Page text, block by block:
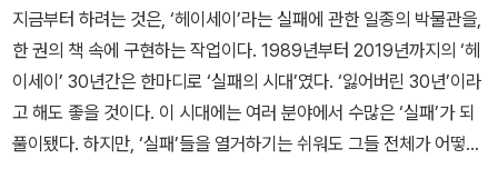
지금부터 하려는 것은, ‘헤이세이’라는 실패에 관한 일종의 박물관을,
한 권의 책 속에 구현하는 작업이다. 1989년부터 2019년까지의 ‘헤
이세이’ 30년간은 한마디로 ‘실패의 시대’였다. ‘잃어버린 30년’이라
고 해도 좋을 것이다. 이 시대에는 여러 분야에서 수많은 ‘실패’가 되
풀이됐다. 하지만, ‘실패’들을 열거하기는 쉬워도 그들 전체가 어떻게